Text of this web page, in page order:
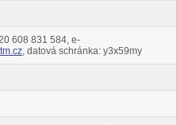
608 831 584, e-
, datová schránka: y3x59my